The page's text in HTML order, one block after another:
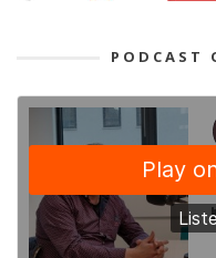
PODCAST